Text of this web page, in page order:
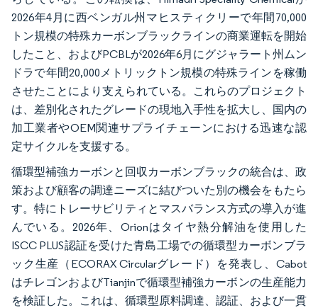
2026年4月に西ベンガル州マヒスティクリーで年間70,000
トン規模の特殊カーボンブラックラインの商業運転を開始
したこと、およびPCBLが2026年6月にグジャラート州ムン
ドラで年間20,000メトリックトン規模の特殊ラインを稼働
させたことにより支えられている。これらのプロジェクト
は、差別化されたグレードの現地入手性を拡大し、国内の
加工業者やOEM関連サプライチェーンにおける迅速な認
定サイクルを支援する。
循環型補強カーボンと回収カーボンブラックの統合は、政
策および顧客の調達ニーズに結びついた別の機会をもたら
す。特にトレーサビリティとマスバランス方式の導入が進
んでいる。2026年、Orionはタイヤ熱分解油を使用した
ISCC PLUS認証を受けた青島工場での循環型カーボンブラ
ック生産（ECORAX Circularグレード）を発表し、Cabot
はチレゴンおよびTianjinで循環型補強カーボンの生産能力
を検証した。これは、循環型原料調達、認証、および一貫